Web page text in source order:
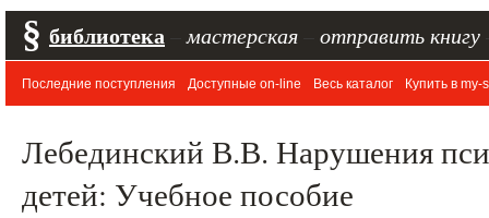
§ библиотека мастерская отправить книгу
Последние поступления Доступные on-line Весь каталог Купить в my-
Лебединский В.В. Нарушения
детей: Учебное пособие